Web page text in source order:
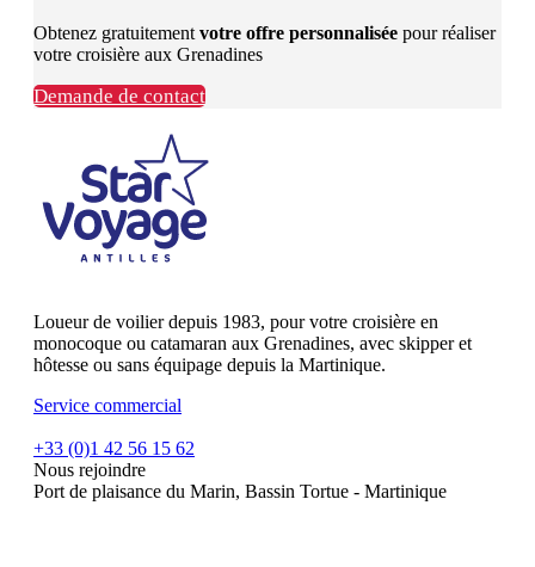
Obtenez gratuitement votre offre personnalisée pour réaliser
votre croisière aux Grenadines
Demande de contact
Loueur de voilier depuis 1983, pour votre croisière en
monocoque ou catamaran aux Grenadines, avec skipper et
hôtesse ou sans équipage depuis la Martinique.
Service commercial
+33 (0)1 42 56 15 62
Nous rejoindre
Port de plaisance du Marin, Bassin Tortue - Martinique